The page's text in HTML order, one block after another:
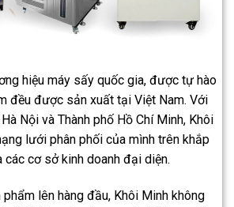
hiệu máy sấy quốc gia, được tự hào
đều được sản xuất tại Việt Nam. Với
Nội và Thành phố Hồ Chí Minh, Khôi
lưới phân phối của mình trên khắp
cơ sở kinh doanh đại diện.
lên hàng đầu, Khôi Minh không